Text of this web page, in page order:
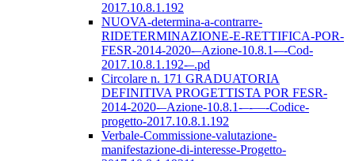
2017.10.8.1.192
NUOVA-determina-a-contrarre-
RIDETERMINAZIONE-E-RETTIFICA-POR-
FESR-2014-2020-–Azione-10.8.1-–-Cod-
2017.10.8.1.192-–.pd
Circolare n. 171 GRADUATORIA
DEFINITIVA PROGETTISTA POR FESR-
2014-2020-–Azione-10.8.1-–-––-Codice-
progetto-2017.10.8.1.192
Verbale-Commissione-valutazione-
manifestazione-di-interesse-Progetto-